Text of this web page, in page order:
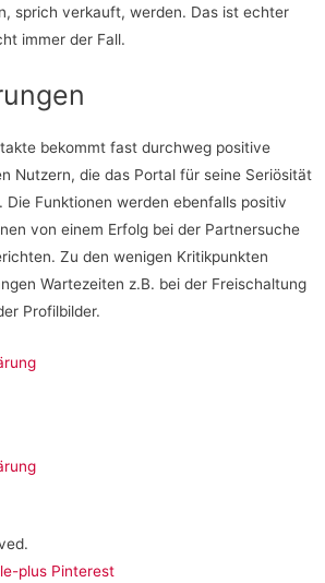
sprich verkauft, werden. Das ist echter
immer der Fall.
bekommt fast durchweg positive
Nutzern, die das Portal für seine Seriösität
Die Funktionen werden ebenfalls positiv
von einem Erfolg bei der Partnersuche
Zu den wenigen Kritikpunkten
Wartezeiten z.B. bei der Freischaltung
Profilbilder.
plus Pinterest